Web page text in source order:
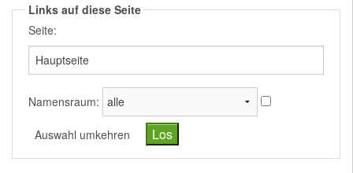
Links auf diese Seite
Seite:
Namensraum:
Auswahl umkehren